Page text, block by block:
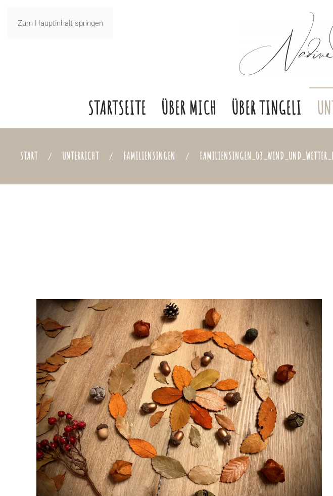
Zum Hauptinhalt springen
STARTSEITE ÜBER MICH ÜBER TINGELI
START UNTERRICHT FAMILIENSINGEN